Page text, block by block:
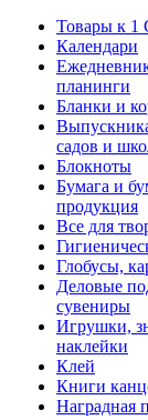
Товары к 1
Календари
планинги
Бланки и
садов и
Блокноты
Бумага и
продукция
Все для
Глобусы,
Деловые
сувениры
Игрушки,
наклейки
Клей
Книги
Наградная